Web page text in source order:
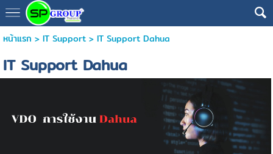
หน้าแรก > IT Support> IT Support Dahua
IT Support Dahua